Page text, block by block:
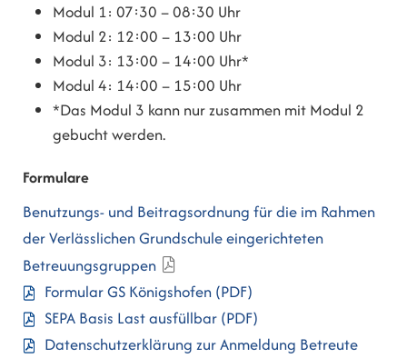
Modul 1: 07:30 – 08:30 Uhr
Modul 2: 12:00 – 13:00 Uhr
Modul 3: 13:00 – 14:00 Uhr*
Modul 4: 14:00 – 15:00 Uhr
*Das Modul 3 kann nur zusammen mit Modul 2
gebucht werden.
Formulare
Benutzungs- und Beitragsordnung für die im Rahmen
der Verlässlichen Grundschule eingerichteten
Betreuungsgruppen
Formular GS Königshofen (PDF)
SEPA Basis Last ausfüllbar (PDF)
Datenschutzerklärung zur Anmeldung Betreute